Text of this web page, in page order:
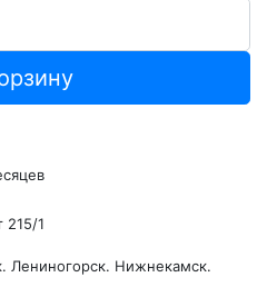
215/1
Лениногорск. Нижнекамск.